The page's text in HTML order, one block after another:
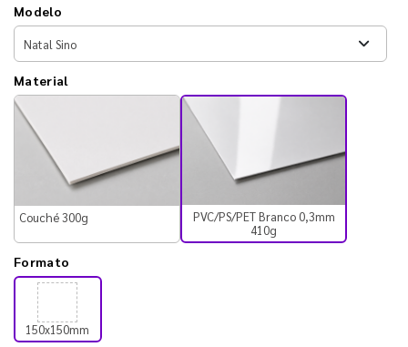
Modelo
Material
Couché 300g
PVC/PS/PET Branco 0,3mm
410g
Formato
150x150mm